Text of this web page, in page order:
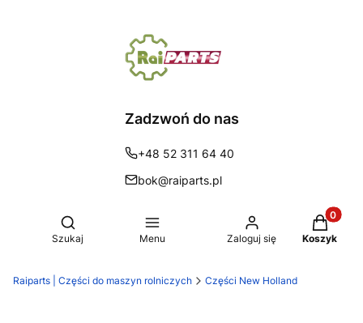
Zadzwoń do nas
+48 52 311 64 40
bok@raiparts.pl
Otwórz wyszukiwarkę
Szukaj Menu Zaloguj się Koszyk
Raiparts | Części do maszyn rolniczych Części New Holland